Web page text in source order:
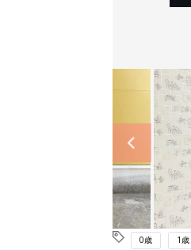
0歳 1歳